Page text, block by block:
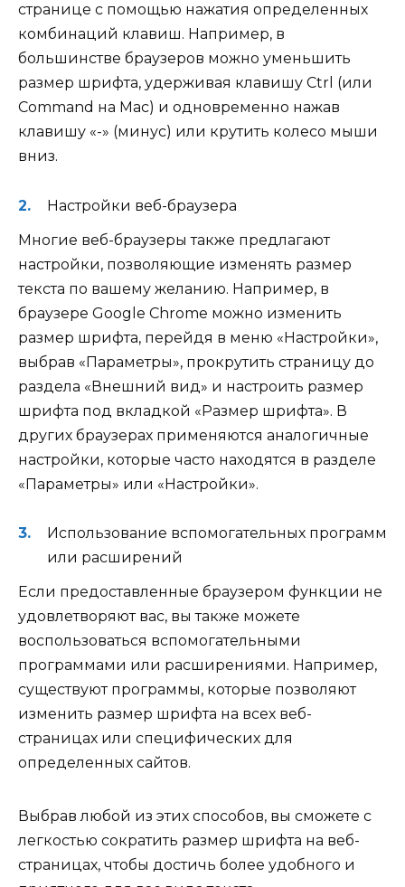
странице с помощью нажатия определенных
комбинаций клавиш. Например, в
большинстве браузеров можно уменьшить
размер шрифта, удерживая клавишу Ctrl (или
Command на Mac) и одновременно нажав
клавишу «-» (минус) или крутить колесо мыши
вниз.
Настройки веб-браузера
Многие веб-браузеры также предлагают
настройки, позволяющие изменять размер
текста по вашему желанию. Например, в
браузере Google Chrome можно изменить
размер шрифта, перейдя в меню «Настройки»,
выбрав «Параметры», прокрутить страницу до
раздела «Внешний вид» и настроить размер
шрифта под вкладкой «Размер шрифта». В
других браузерах применяются аналогичные
настройки, которые часто находятся в разделе
«Параметры» или «Настройки».
Использование вспомогательных программ
или расширений
Если предоставленные браузером функции не
удовлетворяют вас, вы также можете
воспользоваться вспомогательными
программами или расширениями. Например,
существуют программы, которые позволяют
изменить размер шрифта на всех веб-
страницах или специфических для
определенных сайтов.
Выбрав любой из этих способов, вы сможете с
легкостью сократить размер шрифта на веб-
страницах, чтобы достичь более удобного и